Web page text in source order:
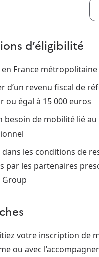
d’éligibilité
France métropolitaine
d’un revenu fiscal de
ou égal à 15 000 euros
besoin de mobilité lié
les conditions de
par les partenaires
Group
votre inscription de
ou avec